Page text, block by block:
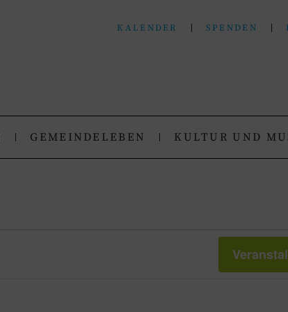
KALENDER SPENDEN
GEMEINDELEBEN KULTUR UND